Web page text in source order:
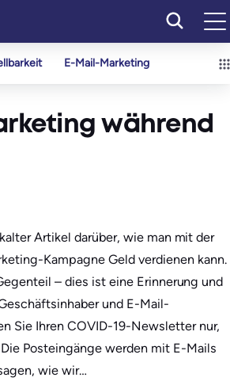
E-Mail-Marketing
während
Artikel darüber, wie man mit der
Kampagne Geld verdienen kann.
– dies ist eine Erinnerung und
und E-Mail-
Sie Ihren COVID-19-Newsletter nur,
Posteingänge werden mit E-Mails
wie wir…